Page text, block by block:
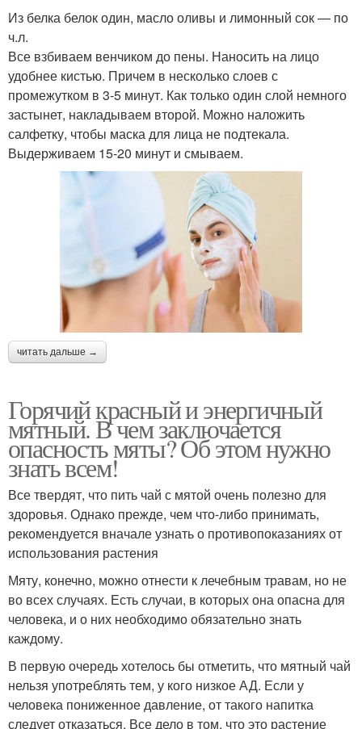
Из белка белок один, масло оливы и лимонный сок — по
ч.л.
Все взбиваем венчиком до пены. Наносить на лицо
удобнее кистью. Причем в несколько слоев с
промежутком в 3-5 минут. Как только один слой немного
застынет, накладываем второй. Можно наложить
салфетку, чтобы маска для лица не подтекала.
Выдерживаем 15-20 минут и смываем.
читать дальше →
Горячий красный и энергичный
мятный. В чем заключается
опасность мяты? Об этом нужно
знать всем!
Все твердят, что пить чай с мятой очень полезно для
здоровья. Однако прежде, чем что-либо принимать,
рекомендуется вначале узнать о противопоказаниях от
использования растения
Мяту, конечно, можно отнести к лечебным травам, но не
во всех случаях. Есть случаи, в которых она опасна для
человека, и о них необходимо обязательно знать
каждому.
В первую очередь хотелось бы отметить, что мятный чай
нельзя употреблять тем, у кого низкое АД. Если у
человека пониженное давление, от такого напитка
следует отказаться. Все дело в том, что это растение